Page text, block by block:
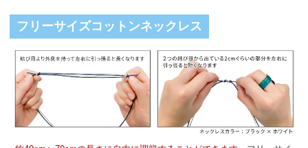
フリーサイズコットンネックレス